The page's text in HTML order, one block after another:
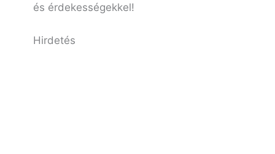
és érdekességekkel!
Hirdetés